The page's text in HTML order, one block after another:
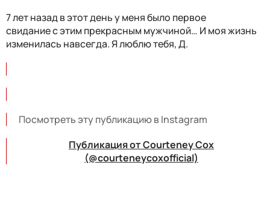
7 лет назад в этот день у меня было первое
свидание с этим прекрасным мужчиной… И моя жизнь
изменилась навсегда. Я люблю тебя, Д.
Посмотреть эту публикацию в Instagram
Публикация от Courteney Cox
(@courteneycoxofficial)